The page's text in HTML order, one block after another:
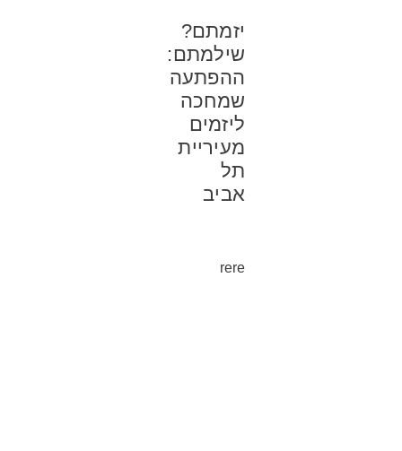
יזמתם?
שילמתם:
ההפתעה
שמחכה
ליזמים
מעיריית
תל
אביב
rere